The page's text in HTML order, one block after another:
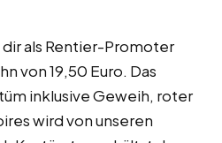
als Rentier-Promoter
von 19,50 Euro. Das
inklusive Geweih, roter
wird von unseren